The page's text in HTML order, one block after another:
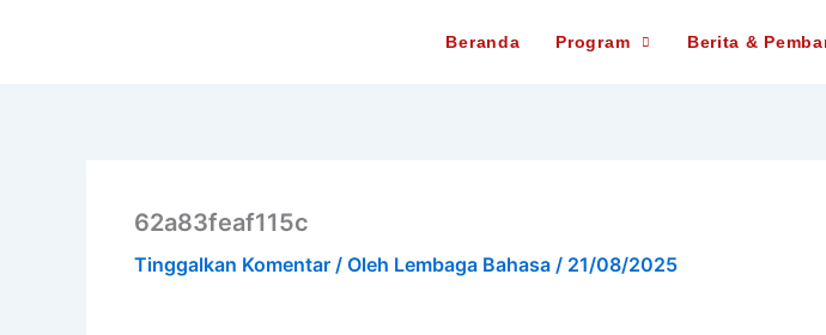
Beranda Program Berita &
62a83feaf115c
Tinggalkan Komentar / Oleh Lembaga Bahasa / 21/08/2025